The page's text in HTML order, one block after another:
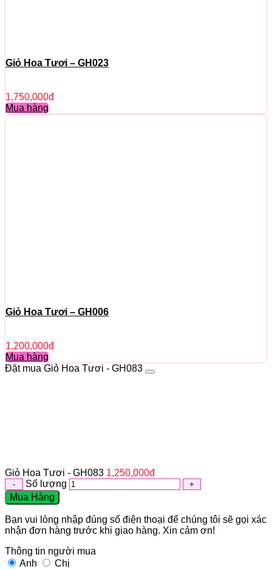
Giỏ Hoa Tươi – GH023
1,750,000đ
Mua hàng
Giỏ Hoa Tươi – GH006
1,200,000đ
Mua hàng
Đặt mua Giỏ Hoa Tươi - GH083
Giỏ Hoa Tươi - GH083 1,250,000đ
Số lượng
Mua Hàng
Bạn vui lòng nhập đúng số điện thoại để chúng tôi sẽ gọi xác
nhận đơn hàng trước khi giao hàng. Xin cảm ơn!
Thông tin người mua
Anh
Chị